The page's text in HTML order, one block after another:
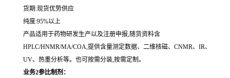
货期:现货优势供应
纯度:95%以上
产品适用于药物研发生产以及注册申报,随货资料含
HPLC/HNMR/MA/COA,提供含量测定数据、二维核磁、CNMR、IR、
UV、热重分析等。也可按需分装,按需定制。
业务2参比制剂：